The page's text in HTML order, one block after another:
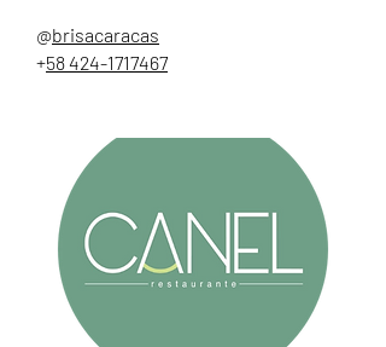
@brisacaracas
+58 424-1717467